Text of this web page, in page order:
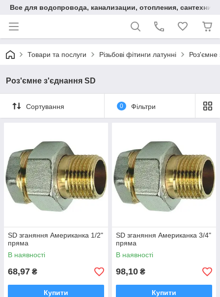
Все для водопровода, канализации, отопления, сантехники
Товари та послуги Різьбові фітинги латунні Роз'ємне
Роз'ємне з'єднання SD
Сортування 0 Фільтри
SD зганяння Американка 1/2"
пряма
В наявності
68,97 ₴
Купити
SD зганяння Американка 3/4"
пряма
В наявності
98,10 ₴
Купити